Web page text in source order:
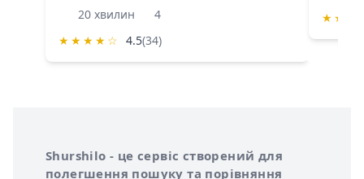
20 хвилин
4
★ ★ ★ ★ ☆ 4.5(34)
★ ★
Про сервіс Shurshilo
Shurshilo - це сервіс створений для
полегшення пошуку та порівняння